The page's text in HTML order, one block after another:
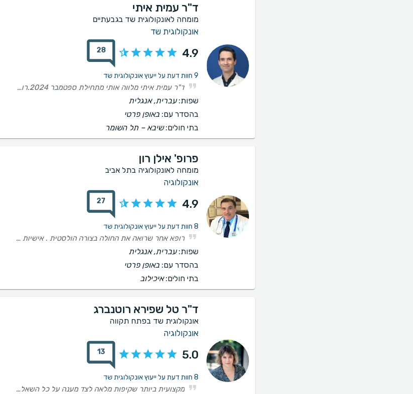
ד"ר עמית איתי
מומחה לאונקולוגית שד בגבעתיים
אונקולוגית שד
4.9
28
9 חוות דעת על ייעוץ אונקולוגית שד
ד"ר עמית איתי מלווה אותי מתחילת ספטמבר 2024.רופא מקצועי, מפגין סבלנות ועונה על כל שאלה. בודק ביסודיות בכל ביקור במרפאתו. מדבר בגובה העיניים. מסור, רציני, מכבד ומעורר הערכה רבה. אני מודה על כך שמטופלת אצלו. יישר כוח! ❤️
שפות:עברית, אנגלית
בהסדר עם: באופן פרטי
בתי חולים:שיבא – תל השומר
פרופ' אילן רון
מומחה לאונקולוגיה בתל אביב
אונקולוגיה
4.9
27
8 חוות דעת על ייעוץ אונקולוגית שד
רופא אחר שרואה את החולה בצורה הולסטית . אישיות מדהימה, אדיב יש מעט מדי רופאים כמו פרופ רון
שפות:עברית, אנגלית
בהסדר עם: באופן פרטי
בתי חולים:איכילוב
ד"ר טל שפירא רוטנברג
אונקולוגית שד בפתח תקווה
אונקולוגיה
5.0
13
8 חוות דעת על ייעוץ אונקולוגית שד
מקצועית ביותר שקיפות מלאה לצד מענה על כל השאלות בצורה מלאה ומרגיעה.